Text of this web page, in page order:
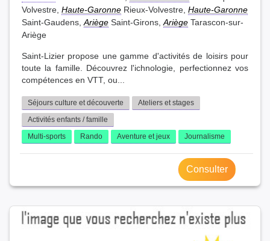
Volvestre, Haute-Garonne Rieux-Volvestre, Haute-Garonne
Saint-Gaudens,Ariège Saint-Girons,Ariège Tarascon-sur-
Ariège
Saint-Lizier propose une gamme d'activités de loisirs pour
toute la famille. Découvrez l'ichnologie, perfectionnez vos
compétences en VTT, ou...
Séjours culture et découverte
Ateliers et stages
Activités enfants / famille
Multi-sports
Rando Aventure et jeux Journalisme
Consulter